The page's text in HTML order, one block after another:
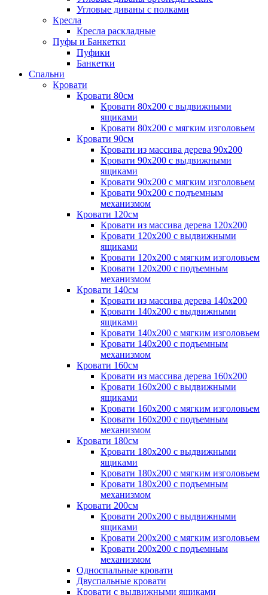
Угловые диваны с полками
Кресла
Кресла раскладные
Пуфы и Банкетки
Пуфики
Банкетки
Спальни
Кровати
Кровати 80см
Кровати 80х200 с выдвижными
ящиками
Кровати 80х200 с мягким изголовьем
Кровати 90см
Кровати из массива дерева 90х200
Кровати 90х200 с выдвижными
ящиками
Кровати 90х200 с мягким изголовьем
Кровати 90х200 с подъемным
механизмом
Кровати 120см
Кровати из массива дерева 120х200
Кровати 120х200 с выдвижными
ящиками
Кровати 120х200 с мягким изголовьем
Кровати 120х200 с подъемным
механизмом
Кровати 140см
Кровати из массива дерева 140х200
Кровати 140х200 с выдвижными
ящиками
Кровати 140х200 с мягким изголовьем
Кровати 140х200 с подъемным
механизмом
Кровати 160см
Кровати из массива дерева 160х200
Кровати 160х200 с выдвижными
ящиками
Кровати 160х200 с мягким изголовьем
Кровати 160х200 с подъемным
механизмом
Кровати 180см
Кровати 180х200 с выдвижными
ящиками
Кровати 180х200 с мягким изголовьем
Кровати 180х200 с подъемным
механизмом
Кровати 200см
Кровати 200х200 с выдвижными
ящиками
Кровати 200х200 с мягким изголовьем
Кровати 200х200 с подъемным
механизмом
Односпальные кровати
Двуспальные кровати
Кровати с выдвижными ящиками